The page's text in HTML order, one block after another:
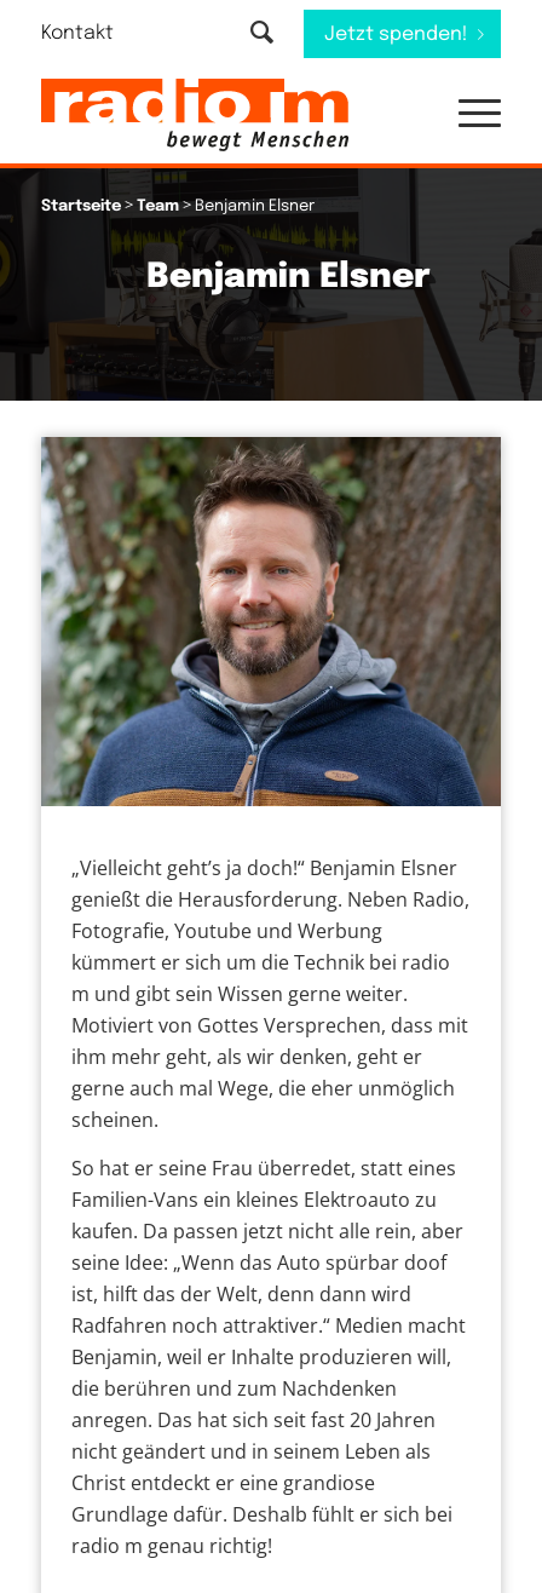
Kontakt Jetzt spenden!
Startseite> Team>Benjamin Elsner
Benjamin Elsner
„Vielleicht geht’s ja doch!“ Benjamin Elsner
genießt die Herausforderung. Neben Radio,
Fotografie, Youtube und Werbung
kümmert er sich um die Technik bei radio
m und gibt sein Wissen gerne weiter.
Motiviert von Gottes Versprechen, dass mit
ihm mehr geht, als wir denken, geht er
gerne auch mal Wege, die eher unmöglich
scheinen.
So hat er seine Frau überredet, statt eines
Familien-Vans ein kleines Elektroauto zu
kaufen. Da passen jetzt nicht alle rein, aber
seine Idee: „Wenn das Auto spürbar doof
ist, hilft das der Welt, denn dann wird
Radfahren noch attraktiver.“ Medien macht
Benjamin, weil er Inhalte produzieren will,
die berühren und zum Nachdenken
anregen. Das hat sich seit fast 20 Jahren
nicht geändert und in seinem Leben als
Christ entdeckt er eine grandiose
Grundlage dafür. Deshalb fühlt er sich bei
radio m genau richtig!